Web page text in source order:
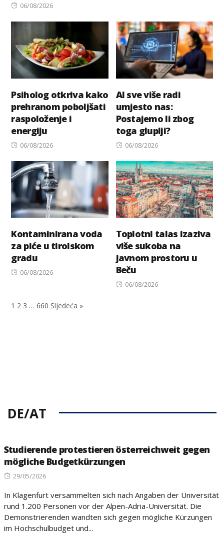
Posted
06/08/2026
Psiholog otkriva kako
prehranom poboljšati
raspoloženje i
energiju
Posted
06/08/2026
AI sve više radi
umjesto nas:
Postajemo li zbog
toga gluplji?
Posted
06/08/2026
Kontaminirana voda
za piće u tirolskom
gradu
Posted
06/08/2026
Toplotni talas izaziva
više sukoba na
javnom prostoru u
Beču
Posted
06/08/2026
1 2 3 … 660 Sljedeća »
DE/AT
Studierende protestieren österreichweit gegen
mögliche Budgetkürzungen
Posted
29/05/2026
In Klagenfurt versammelten sich nach Angaben der Universität
rund 1.200 Personen vor der Alpen-Adria-Universität. Die
Demonstrierenden wandten sich gegen mögliche Kürzungen
im Hochschulbudget und...